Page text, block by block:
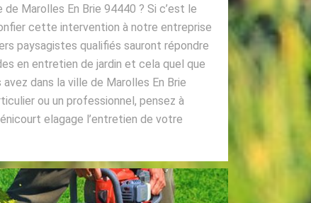
Marolles En Brie 94440 ? Si c’est le
cette intervention à notre entreprise
paysagistes qualifiés sauront répondre
en entretien de jardin et cela quel que
dans la ville de Marolles En Brie
ou un professionnel, pensez à
elagage l’entretien de votre